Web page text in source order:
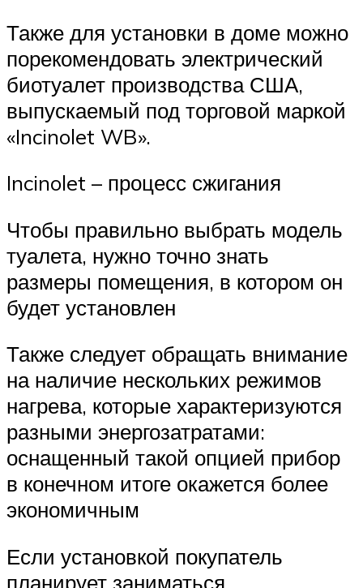
Также для установки в доме можно
порекомендовать электрический
биотуалет производства США,
выпускаемый под торговой маркой
«Incinolet WB».
Incinolet – процесс сжигания
Чтобы правильно выбрать модель
туалета, нужно точно знать
размеры помещения, в котором он
будет установлен
Также следует обращать внимание
на наличие нескольких режимов
нагрева, которые характеризуются
разными энергозатратами:
оснащенный такой опцией прибор
в конечном итоге окажется более
экономичным
Если установкой покупатель
планирует заниматься